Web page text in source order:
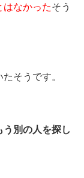
はなかったそう
そうです。
う別の人を探し